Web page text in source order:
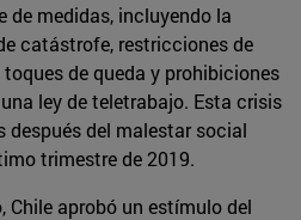
de medidas, incluyendo la
catástrofe, restricciones de
de queda y prohibiciones
ley de teletrabajo. Esta crisis
después del malestar social
trimestre de 2019.
Chile aprobó un estímulo del